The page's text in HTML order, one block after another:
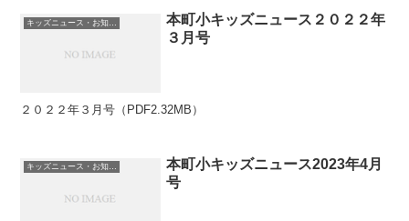
本町小キッズニュース２０２２年
３月号
２０２２年３月号（PDF2.32MB）
キッズニュース・お知らせ
本町小キッズニュース2023年4月
号